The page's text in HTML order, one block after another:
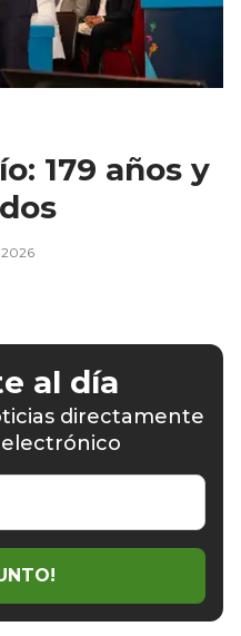
179 años y
al día
directamente